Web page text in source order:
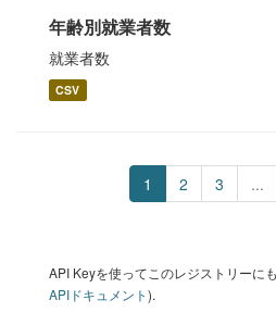
年齢別就業者数
就業者数
CSV
1 2 3 ...
API Keyを使ってこのレジストリーに
APIドキュメント).